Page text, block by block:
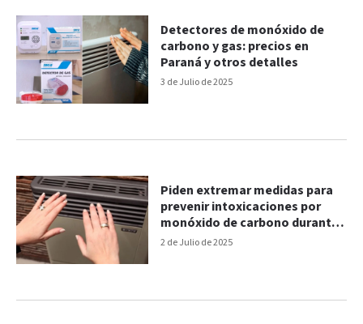
3 de Julio de 2025
Detectores de monóxido de
carbono y gas: precios en
Paraná y otros detalles
2 de Julio de 2025
Piden extremar medidas para
prevenir intoxicaciones por
monóxido de carbono durante
la ola polar